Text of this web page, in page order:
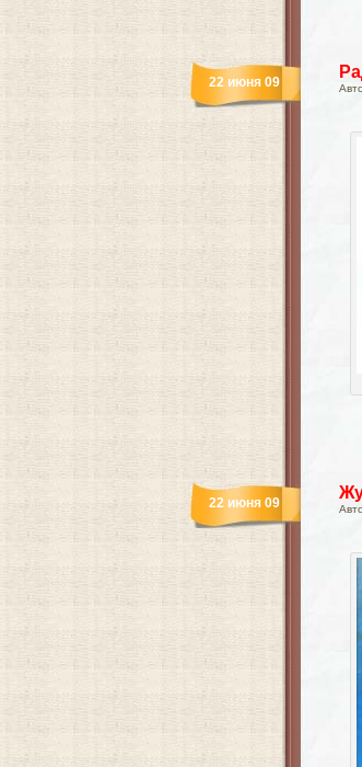
22 июня 09
22 июня 09